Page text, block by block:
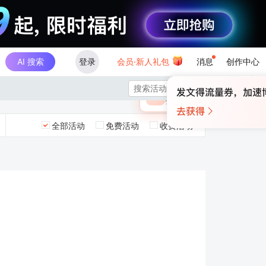
AI 搜索 登录 会员·新人礼包 消息 创作中心
×
🎁 未登录
登录领取最高

全部活动 免费活动 收费活动